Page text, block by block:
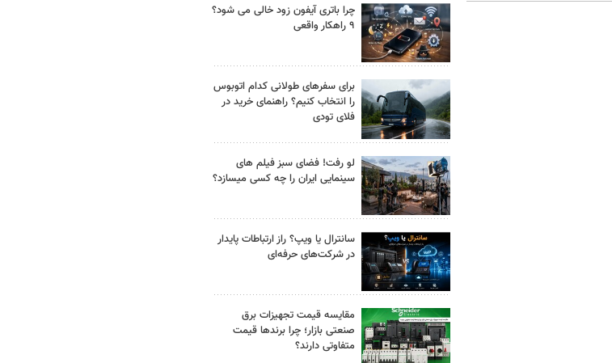
چرا باتری آیفون زود خالی می شود؟
۹ راهکار واقعی
برای سفرهای طولانی کدام اتوبوس
را انتخاب کنیم؟ راهنمای خرید در
فلای تودی
لو رفت! فضای سبز فیلم های
سینمایی ایران را چه کسی میسازد؟
سانترال یا ویپ؟ راز ارتباطات پایدار
در شرکت‌های حرفه‌ای
مقایسه قیمت تجهیزات برق
صنعتی بازار؛ چرا برندها قیمت
متفاوتی دارند؟